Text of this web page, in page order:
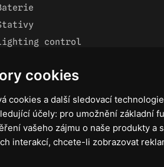
cookies
cookies a další sledovací
účely: pro umožnění základní
vašeho zájmu o naše produkty a
interakcí, chcete-li zobrazovat
control
a kabely
materiál
MISC. (RŮZNÉ) Accessories